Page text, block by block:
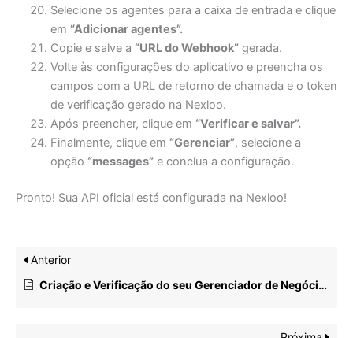
Selecione os agentes para a caixa de entrada e clique
em “Adicionar agentes”.
Copie e salve a “URL do Webhook”gerada.
Volte às configurações do aplicativo e preencha os
campos com a URL de retorno de chamada e o token
de verificação gerado na Nexloo.
Após preencher, clique em “Verificar e salvar”.
Finalmente, clique em “Gerenciar”, selecione a
opção “messages”e conclua a configuração.
Pronto! Sua API oficial está configurada na Nexloo!
Anterior
Criação e Verificação do seu Gerenciador de Negócios